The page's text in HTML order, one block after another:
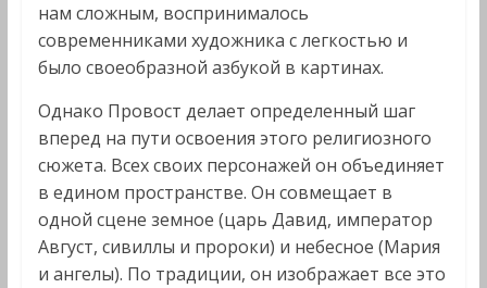
нам сложным, воспринималось
современниками художника с легкостью и
было своеобразной азбукой в картинах.
Однако Провост делает определенный шаг
вперед на пути освоения этого религиозного
сюжета. Всех своих персонажей он объединяет
в едином пространстве. Он совмещает в
одной сцене земное (царь Давид, император
Август, сивиллы и пророки) и небесное (Мария
и ангелы). По традиции, он изображает все это